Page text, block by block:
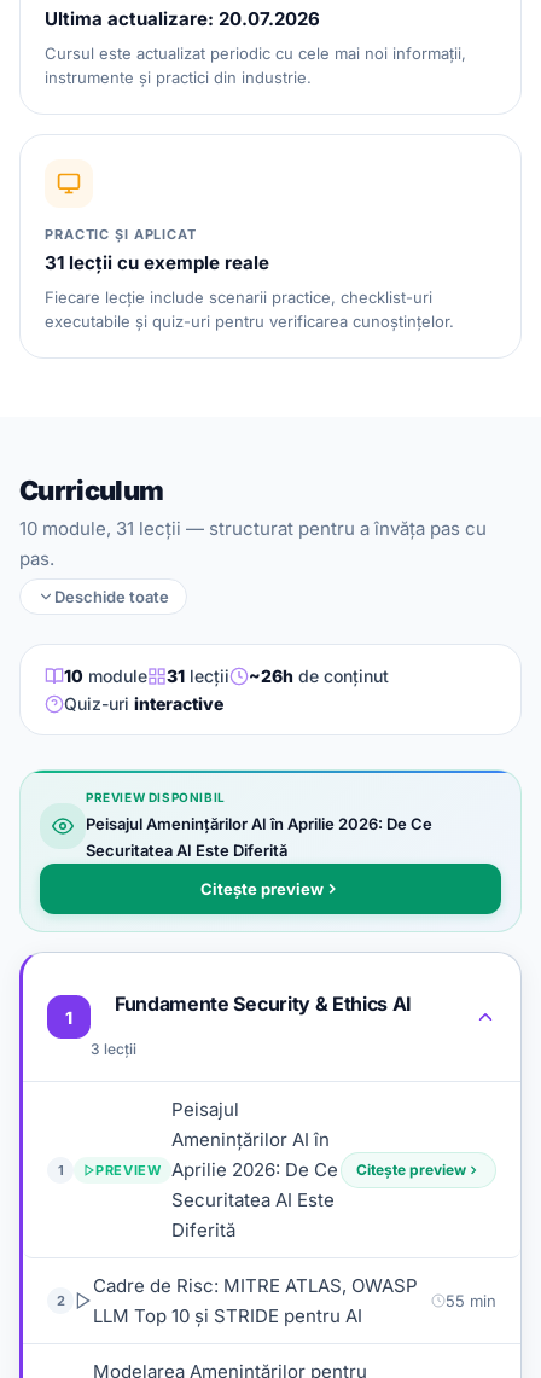
Ultima actualizare: 20.07.2026
Cursul este actualizat periodic cu cele mai noi informații,
instrumente și practici din industrie.
PRACTIC ȘI APLICAT
31 lecții cu exemple reale
Fiecare lecție include scenarii practice, checklist-uri
executabile și quiz-uri pentru verificarea cunoștințelor.
Curriculum
10 module, 31 lecții — structurat pentru a învăța pas cu
pas.
Deschide toate
10 module 31 lecții ~26h de conținut
Quiz-uri interactive
PREVIEW DISPONIBIL
Peisajul Amenințărilor AI în Aprilie 2026: De Ce
Securitatea AI Este Diferită
Citește preview
1
Fundamente Security & Ethics AI
3 lecții
1 PREVIEW
Peisajul
Amenințărilor AI în
Aprilie 2026: De Ce
Securitatea AI Este
Diferită
Citește preview
2
Cadre de Risc: MITRE ATLAS, OWASP
LLM Top 10 și STRIDE pentru AI
55 min
Modelarea Amenințărilor pentru